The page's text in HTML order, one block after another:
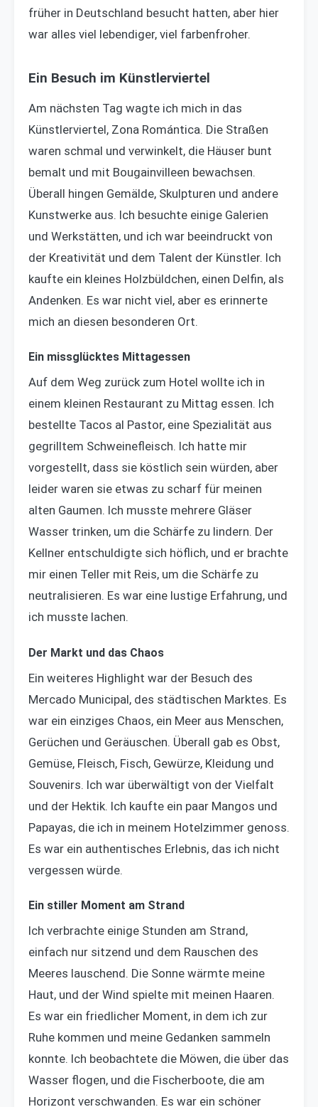
früher in Deutschland besucht hatten, aber hier
war alles viel lebendiger, viel farbenfroher.
Ein Besuch im Künstlerviertel
Am nächsten Tag wagte ich mich in das
Künstlerviertel, Zona Romántica. Die Straßen
waren schmal und verwinkelt, die Häuser bunt
bemalt und mit Bougainvilleen bewachsen.
Überall hingen Gemälde, Skulpturen und andere
Kunstwerke aus. Ich besuchte einige Galerien
und Werkstätten, und ich war beeindruckt von
der Kreativität und dem Talent der Künstler. Ich
kaufte ein kleines Holzbüldchen, einen Delfin, als
Andenken. Es war nicht viel, aber es erinnerte
mich an diesen besonderen Ort.
Ein missglücktes Mittagessen
Auf dem Weg zurück zum Hotel wollte ich in
einem kleinen Restaurant zu Mittag essen. Ich
bestellte Tacos al Pastor, eine Spezialität aus
gegrilltem Schweinefleisch. Ich hatte mir
vorgestellt, dass sie köstlich sein würden, aber
leider waren sie etwas zu scharf für meinen
alten Gaumen. Ich musste mehrere Gläser
Wasser trinken, um die Schärfe zu lindern. Der
Kellner entschuldigte sich höflich, und er brachte
mir einen Teller mit Reis, um die Schärfe zu
neutralisieren. Es war eine lustige Erfahrung, und
ich musste lachen.
Der Markt und das Chaos
Ein weiteres Highlight war der Besuch des
Mercado Municipal, des städtischen Marktes. Es
war ein einziges Chaos, ein Meer aus Menschen,
Gerüchen und Geräuschen. Überall gab es Obst,
Gemüse, Fleisch, Fisch, Gewürze, Kleidung und
Souvenirs. Ich war überwältigt von der Vielfalt
und der Hektik. Ich kaufte ein paar Mangos und
Papayas, die ich in meinem Hotelzimmer genoss.
Es war ein authentisches Erlebnis, das ich nicht
vergessen würde.
Ein stiller Moment am Strand
Ich verbrachte einige Stunden am Strand,
einfach nur sitzend und dem Rauschen des
Meeres lauschend. Die Sonne wärmte meine
Haut, und der Wind spielte mit meinen Haaren.
Es war ein friedlicher Moment, in dem ich zur
Ruhe kommen und meine Gedanken sammeln
konnte. Ich beobachtete die Möwen, die über das
Wasser flogen, und die Fischerboote, die am
Horizont verschwanden. Es war ein schöner